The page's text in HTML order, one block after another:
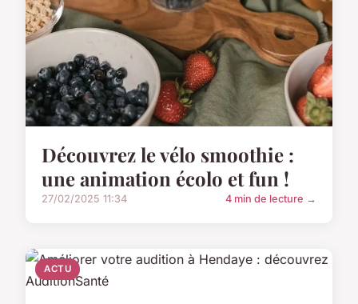
Découvrez le vélo smoothie :
une animation écolo et fun !
27/02/2025 11:34 4 min de lecture →
ACTU